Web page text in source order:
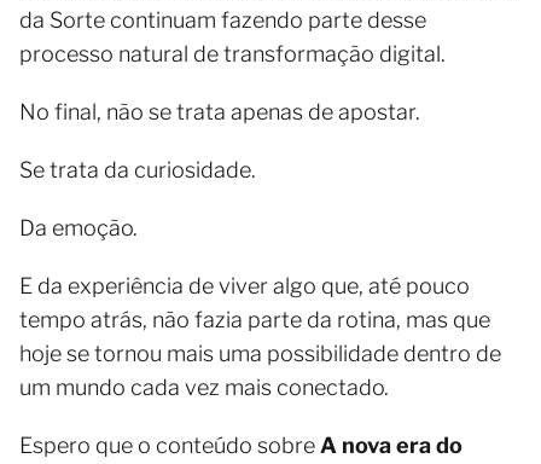
da Sorte continuam fazendo parte desse
processo natural de transformação digital.
No final, não se trata apenas de apostar.
Se trata da curiosidade.
Da emoção.
E da experiência de viver algo que, até pouco
tempo atrás, não fazia parte da rotina, mas que
hoje se tornou mais uma possibilidade dentro de
um mundo cada vez mais conectado.
Espero que o conteúdo sobre A nova era do